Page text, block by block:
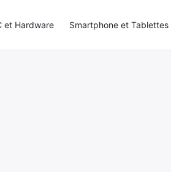
et Hardware Smartphone et Tablettes